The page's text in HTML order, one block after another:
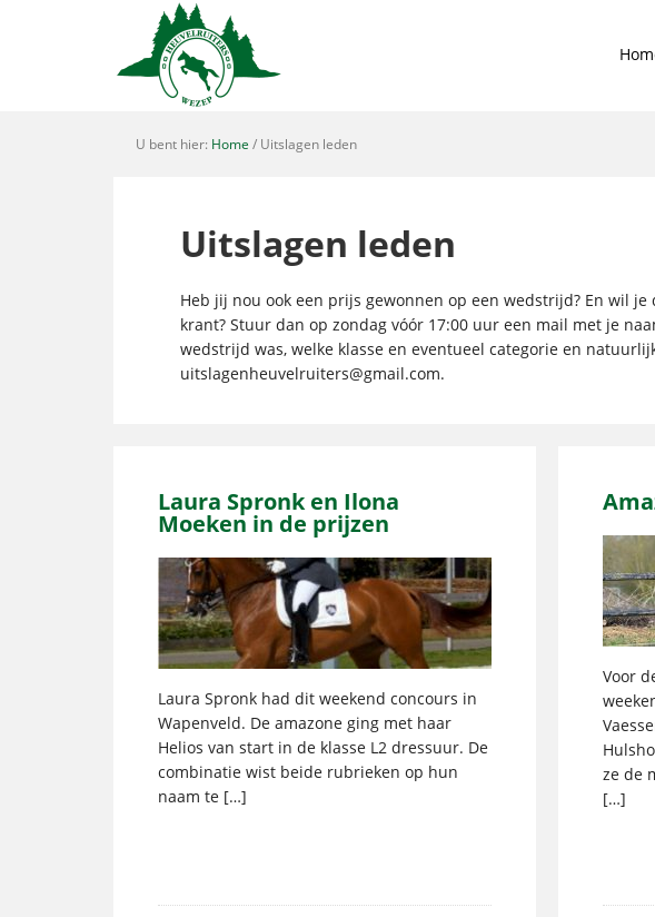
U bent hier: Home / Uitslagen leden
Uitslagen leden
Heb jij nou ook een prijs gewonnen op een wedstrijd? En wil
krant? Stuur dan op zondag vóór 17:00 uur een mail met je
wedstrijd was, welke klasse en eventueel categorie en
uitslagenheuvelruiters@gmail.com.
Laura Spronk en Ilona
Moeken in de prijzen
Laura Spronk had dit weekend concours in
Wapenveld. De amazone ging met haar
Helios van start in de klasse L2 dressuur. De
combinatie wist beide rubrieken op hun
naam te […]
Voor
ze de
[…]